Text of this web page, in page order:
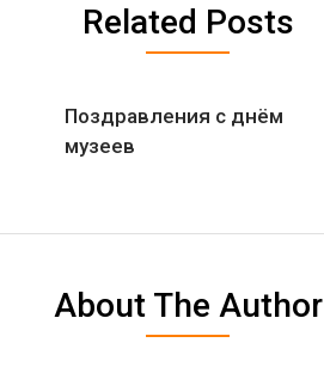
Related Posts
Поздравления с днём
музеев
About The Author